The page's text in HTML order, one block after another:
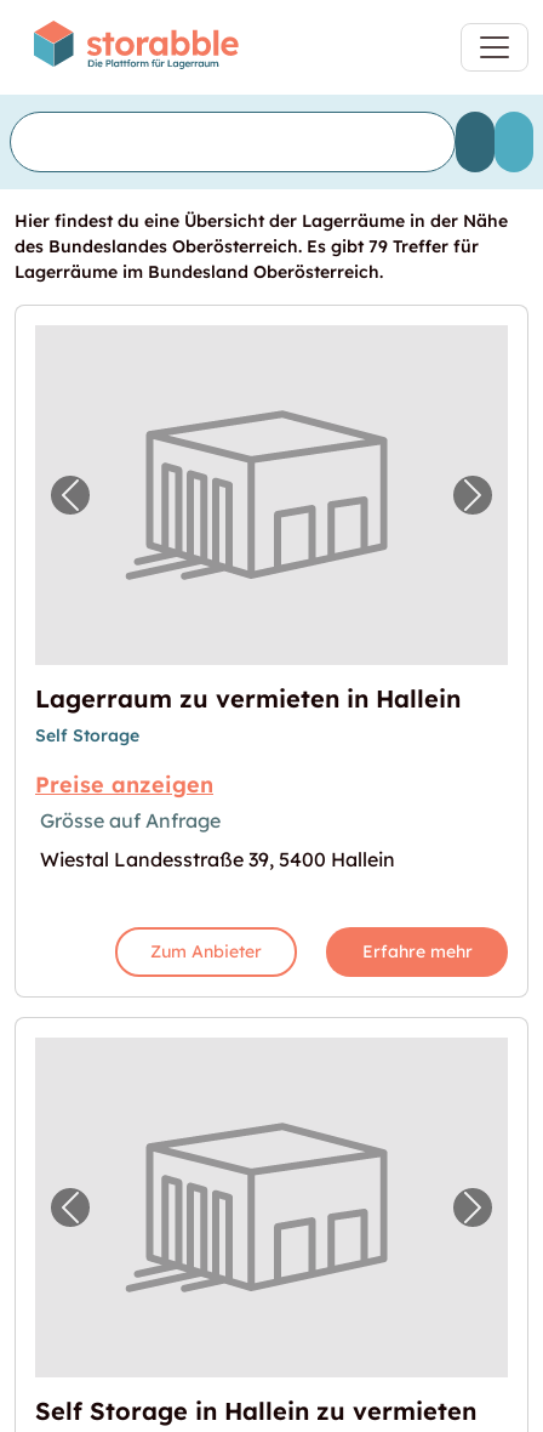
Hier findest du eine Übersicht der Lagerräume in der Nähe
des Bundeslandes Oberösterreich. Es gibt 79 Treffer für
Lagerräume im Bundesland Oberösterreich.
Vorheriges Bild für "Lagerraum zu
Lagerraum zu vermieten in Hallein
Self Storage
Preise anzeigen
Grösse auf Anfrage
Wiestal Landesstraße 39, 5400 Hallein
Zum Anbieter Erfahre mehr
Vorheriges Bild für "Self Storage in Hallein
Self Storage in Hallein zu vermieten